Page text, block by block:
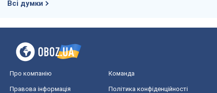
Всі думки
Про компанію Команда
Правова інформація Політика конфіденційності